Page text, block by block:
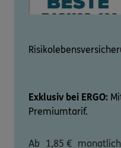
Exklusiv bei ERGO:
Premiumtarif.
Ab 1,85 € monatlich